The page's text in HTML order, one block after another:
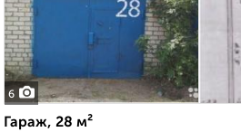
6
Гараж, 28 м²